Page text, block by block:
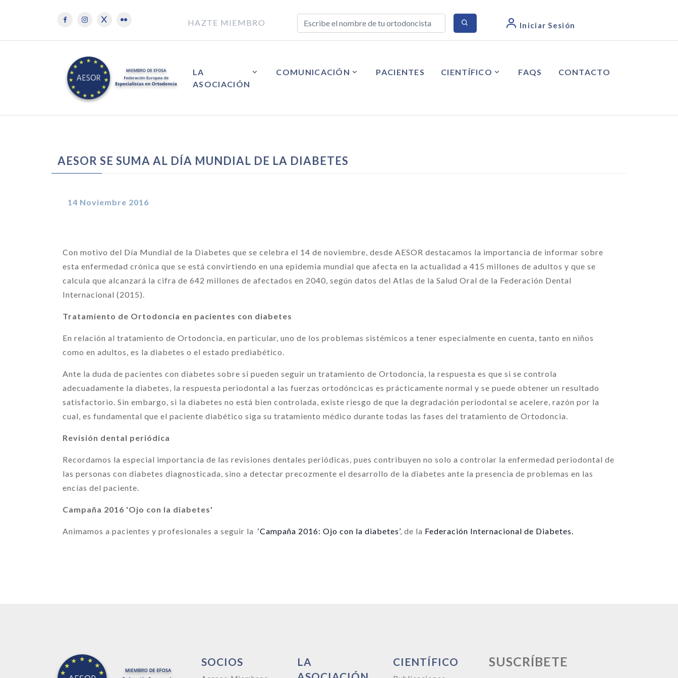
HAZTE MIEMBRO Iniciar Sesión
LA
ASOCIACIÓN
COMUNICACIÓN PACIENTES CIENTÍFICO FAQS CONTACTO
AESOR SE SUMA AL DÍA MUNDIAL DE LA DIABETES
14 Noviembre 2016
Con motivo del Día Mundial de la Diabetes que se celebra el 14 de noviembre, desde AESOR destacamos la importancia de informar sobre
esta enfermedad crónica que se está convirtiendo en una epidemia mundial que afecta en la actualidad a 415 millones de adultos y que se
calcula que alcanzará la cifra de 642 millones de afectados en 2040, según datos del Atlas de la Salud Oral de la Federación Dental
Internacional (2015).
Tratamiento de Ortodoncia en pacientes con diabetes
En relación al tratamiento de Ortodoncia, en particular, uno de los problemas sistémicos a tener especialmente en cuenta, tanto en niños
como en adultos, es la diabetes o el estado prediabético.
Ante la duda de pacientes con diabetes sobre si pueden seguir un tratamiento de Ortodoncia, la respuesta es que si se controla
adecuadamente la diabetes, la respuesta periodontal a las fuerzas ortodóncicas es prácticamente normal y se puede obtener un resultado
satisfactorio. Sin embargo, si la diabetes no está bien controlada, existe riesgo de que la degradación periodontal se acelere, razón por la
cual, es fundamental que el paciente diabético siga su tratamiento médico durante todas las fases del tratamiento de Ortodoncia.
Revisión dental periódica
Recordamos la especial importancia de las revisiones dentales periódicas, pues contribuyen no solo a controlar la enfermedad periodontal de
las personas con diabetes diagnosticada, sino a detectar precozmente el desarrollo de la diabetes ante la presencia de problemas en las
encías del paciente.
Campaña 2016 'Ojo con la diabetes'
Animamos a pacientes y profesionales a seguir la ‘Campaña 2016: Ojo con la diabetes’, de la Federación Internacional de Diabetes.
SOCIOS
LA
CIENTÍFICO SUSCRÍBETE